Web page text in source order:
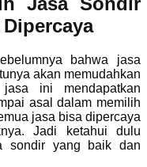
bahwa jasa
akan memudahkan
ini mendapatkan
asal dalam memilih
jasa bisa dipercaya
Jadi ketahui dulu
sondir yang baik dan